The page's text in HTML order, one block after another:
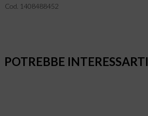
Cod. 1408488452
POTREBBE INTERESSARTI